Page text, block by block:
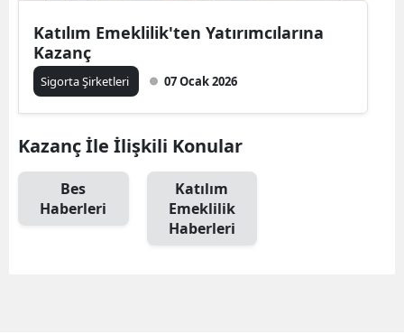
Erzincan
Giresun
Hakkari
Katılım Emeklilik'ten Yatırımcılarına
Kazanç
Sigorta Şirketleri 07 Ocak 2026
Kazanç İle İlişkili Konular
Bes
Haberleri
Katılım
Emeklilik
Haberleri